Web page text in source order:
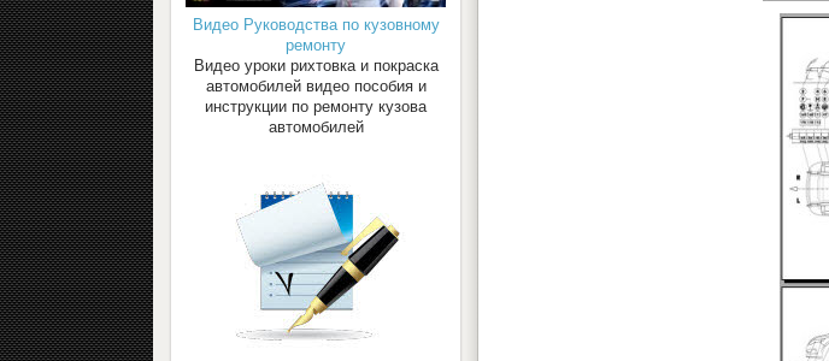
Видео Руководства по кузовному
ремонту
Видео уроки рихтовка и покраска
автомобилей видео пособия и
инструкции по ремонту кузова
автомобилей